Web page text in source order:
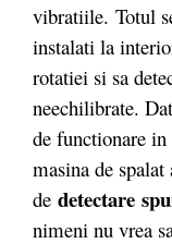
vibratiile. Totul
instalati la
rotatiei si sa
neechilibrate.
de functionare
masina de
de detectare
nimeni nu vrea